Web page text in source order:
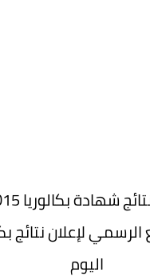
شهادة بكالوريا 2015
اليوم